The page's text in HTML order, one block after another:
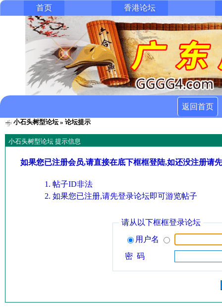
首页 香港论坛
返回首页
小石头树型论坛» 论坛提示
小石头树型论坛 提示信息
如果您已注册会员,请直接在底下框框登陆,如还没注册请
帖子ID非法
如果您已注册,请先登录论坛即可游览帖子
请从以下框框登录论坛
用户名
密 码